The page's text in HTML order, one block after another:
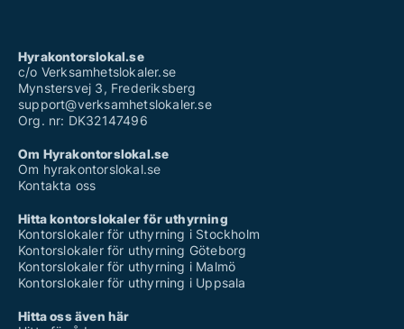
Hyrakontorslokal.se
c/o Verksamhetslokaler.se
Mynstersvej 3, Frederiksberg
support@verksamhetslokaler.se
Org. nr: DK32147496
Om Hyrakontorslokal.se
Om hyrakontorslokal.se
Kontakta oss
Hitta kontorslokaler för uthyrning
Kontorslokaler för uthyrning i Stockholm
Kontorslokaler för uthyrning Göteborg
Kontorslokaler för uthyrning i Malmö
Kontorslokaler för uthyrning i Uppsala
Hitta oss även här